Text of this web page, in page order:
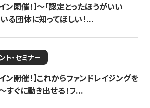
ン開催！】〜「認定とったほうがいい
いる団体に知ってほしい！...
ト・セミナー
ン開催！】これからファンドレイジングを
すぐに動き出せる！フ...